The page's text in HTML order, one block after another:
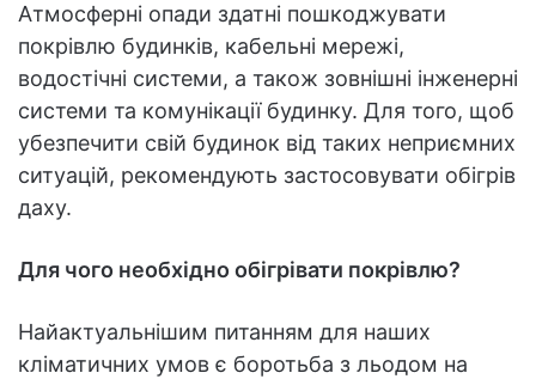
Атмосферні опади здатні пошкоджувати
покрівлю будинків, кабельні мережі,
водостічні системи, а також зовнішні інженерні
системи та комунікації будинку. Для того, щоб
убезпечити свій будинок від таких неприємних
ситуацій, рекомендують застосовувати обігрів
даху.
Для чого необхідно обігрівати покрівлю?
Найактуальнішим питанням для наших
кліматичних умов є боротьба з льодом на